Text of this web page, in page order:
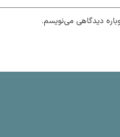
دیدگاهی می‌نویسم.